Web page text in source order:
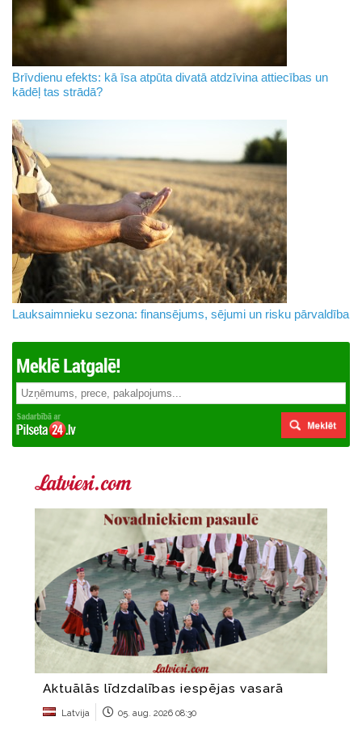
Brīvdienu efekts: kā īsa atpūta divatā atdzīvina attiecības un
kādēļ tas strādā?
Lauksaimnieku sezona: finansējums, sējumi un risku pārvaldība